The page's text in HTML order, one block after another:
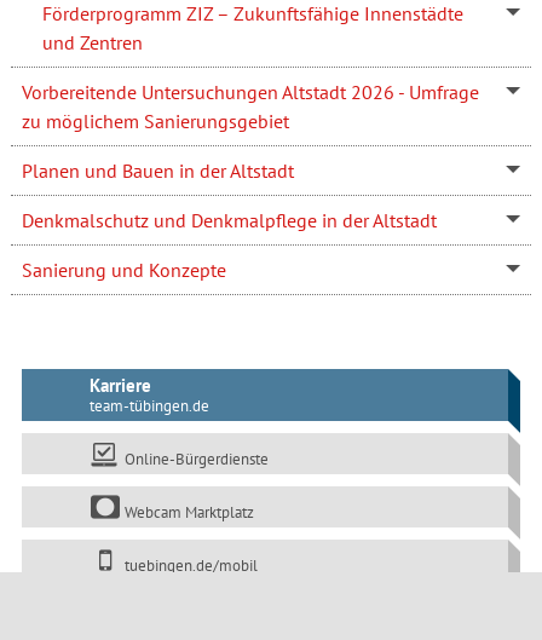
Förderprogramm ZIZ – Zukunftsfähige Innenstädte
und Zentren
Vorbereitende Untersuchungen Altstadt 2026 - Umfrage
zu möglichem Sanierungsgebiet
Planen und Bauen in der Altstadt
Denkmalschutz und Denkmalpflege in der Altstadt
Sanierung und Konzepte
Karriere
team-tübingen.de
Online-Bürgerdienste
Webcam Marktplatz
tuebingen.de/mobil